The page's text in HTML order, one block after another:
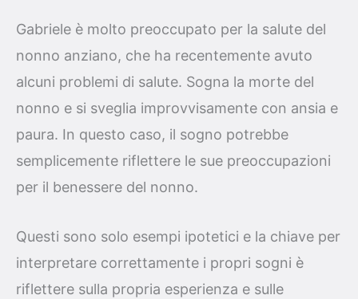
Gabriele è molto preoccupato per la salute del
nonno anziano, che ha recentemente avuto
alcuni problemi di salute. Sogna la morte del
nonno e si sveglia improvvisamente con ansia e
paura. In questo caso, il sogno potrebbe
semplicemente riflettere le sue preoccupazioni
per il benessere del nonno.
Questi sono solo esempi ipotetici e la chiave per
interpretare correttamente i propri sogni è
riflettere sulla propria esperienza e sulle